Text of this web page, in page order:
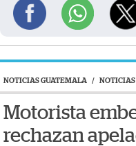
NOTICIAS GUATEMALA / NOTICIAS
Motorista
rechazan